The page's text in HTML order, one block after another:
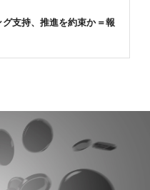
支持、推進を約束か＝報